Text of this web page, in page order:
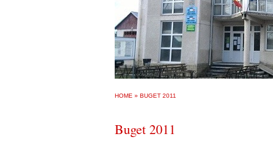
HOME » BUGET 2011
Buget 2011